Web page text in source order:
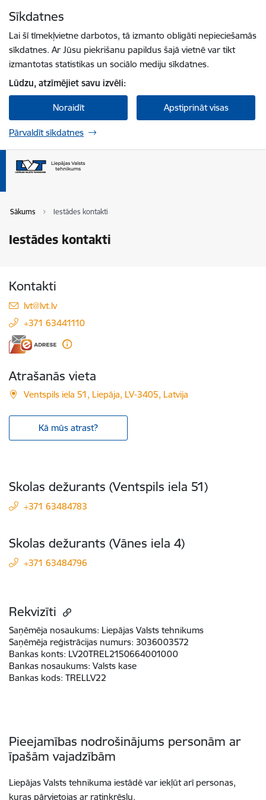
Sīkdatnes
Lai šī tīmekļvietne darbotos, tā izmanto obligāti nepieciešamās
sīkdatnes. Ar Jūsu piekrišanu papildus šajā vietnē var tikt
izmantotas statistikas un sociālo mediju sīkdatnes.
Lūdzu, atzīmējiet savu izvēli:
Noraidīt Apstiprināt visas
Pārvaldīt sīkdatnes
Sākums Iestādes kontakti
Iestādes kontakti
Kontakti
E-pasts:
lvt@lvt.lv
+371 63441110
Atrašanās vieta
Ventspils iela 51, Liepāja, LV-3405, Latvija
Kā mūs atrast?
Skolas dežurants (Ventspils iela 51)
+371 63484783
Skolas dežurants (Vānes iela 4)
+371 63484796
Rekvizīti
Saņēmēja nosaukums: Liepājas Valsts tehnikums
Saņēmēja reģistrācijas numurs: 3036003572
Bankas konts: LV20TREL2150664001000
Bankas nosaukums: Valsts kase
Bankas kods: TRELLV22
Pieejamības nodrošinājums personām ar
īpašām vajadzībām
Liepājas Valsts tehnikuma iestādē var iekļūt arī personas,
kuras pārvietojas ar ratiņkrēslu.